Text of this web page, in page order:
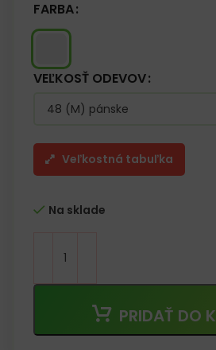
FARBA
VEĽKOSŤ ODEVOV
Veľkostná tabuľka
Na sklade
PRIDAŤ DO